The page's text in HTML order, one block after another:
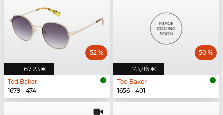
67,23 €
52 %
Ted Baker
1679 - 474
73,86 €
50 %
Ted Baker
1656 - 401